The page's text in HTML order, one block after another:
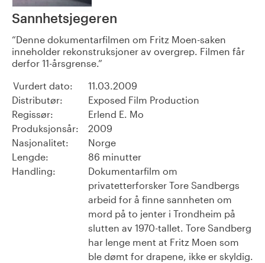
Sannhetsjegeren
Denne dokumentarfilmen om Fritz Moen-saken
inneholder rekonstruksjoner av overgrep. Filmen får
derfor 11-årsgrense.
Vurdert dato:
11.03.2009
Distributør:
Exposed Film Production
Regissør:
Erlend E. Mo
Produksjonsår:
2009
Nasjonalitet:
Norge
Lengde:
86 minutter
Handling:
Dokumentarfilm om
privatetterforsker Tore Sandbergs
arbeid for å finne sannheten om
mord på to jenter i Trondheim på
slutten av 1970-tallet. Tore Sandberg
har lenge ment at Fritz Moen som
ble dømt for drapene, ikke er skyldig.